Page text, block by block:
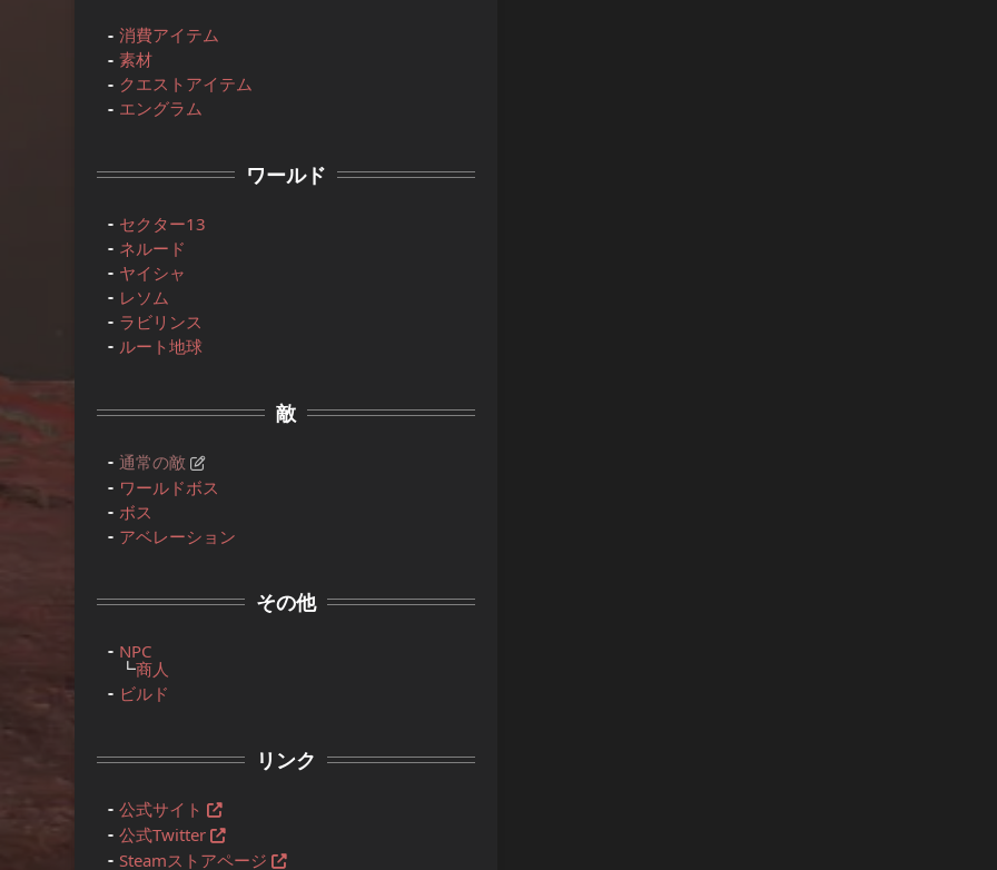
消費アイテム
素材
クエストアイテム
エングラム
ワールド
セクター13
ネルード
ヤイシャ
レソム
ラビリンス
ルート地球
敵
通常の敵
ワールドボス
ボス
アベレーション
その他
NPC
┗商人
ビルド
リンク
公式サイト
公式Twitter
Steamストアページ